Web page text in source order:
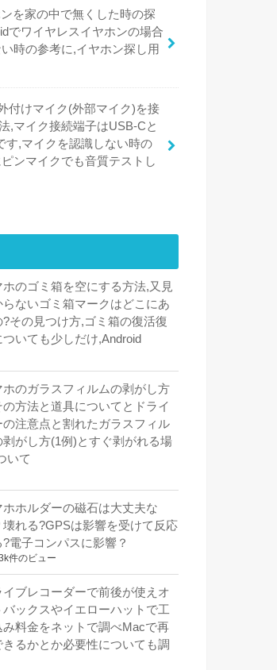
を家の中で無くした時の探
でワイヤレスイヤホンの場合
時の参考に,イヤホン探し用
付けマイク(外部マイク)を接
,マイク接続端子はUSB-Cと
す,マイクを認識しない時の
ンマイクでも音質テストし
ホのゴミ箱を空にする方法,又見
らないゴミ箱マークはどこにあ
?その見つけ方,ゴミ箱の復活復
ついても少しだけ,Android
ホのガラスフィルムの剥がし方
の方法と道具についてとドライ
の注意点と割れたガラスフィル
剥がし方(1例)とすぐ剥がれる場
いて
ホホルダーの磁石は大丈夫な
壊れる?GPSは影響を受けて反応
?電子コンパスに影響？
件のビュー
イブレコーダーで前後が使えオ
バックスやイエローハットで工
み料金をネットで調べMacで再
きるかとか必要性についても調